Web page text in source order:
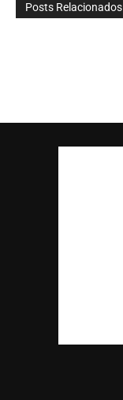
Posts Relacionados